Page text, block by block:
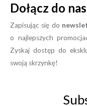
Dołącz do
Zapisując się do
o najlepszych
Zyskaj dostęp do
swoją skrzynkę!